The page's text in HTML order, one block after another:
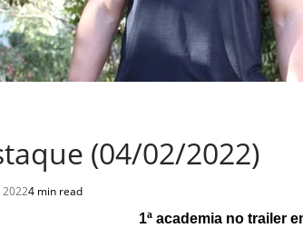
(04/02/2022)
4 min read
1ª academia no trailer